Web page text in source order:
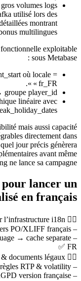
volumes logs
utilisé lors des
montrant
multilingues.*
exploitable
sous Metabase :
où locale =
« fr_FR »
.
player_id
linéaire avec
mais aussi capacité
directement dans
jour précis génèrera
avant même
ne lance sa campagne.*
lancer un
en français
۱️⃣ Préparer l’infrastructure i18n
– Créer repository dédié contenant fichiers PO/XLIFF français ✅
– Configurer CDN avec règle
→ cache separate
FR ✅
۲️⃣ Traduire tous éléments UI & documents légaux
– Texte bouton “Join Tournament”, règles RTP & volatility ✅
– Conditions générales & politique RGPD version française ✅